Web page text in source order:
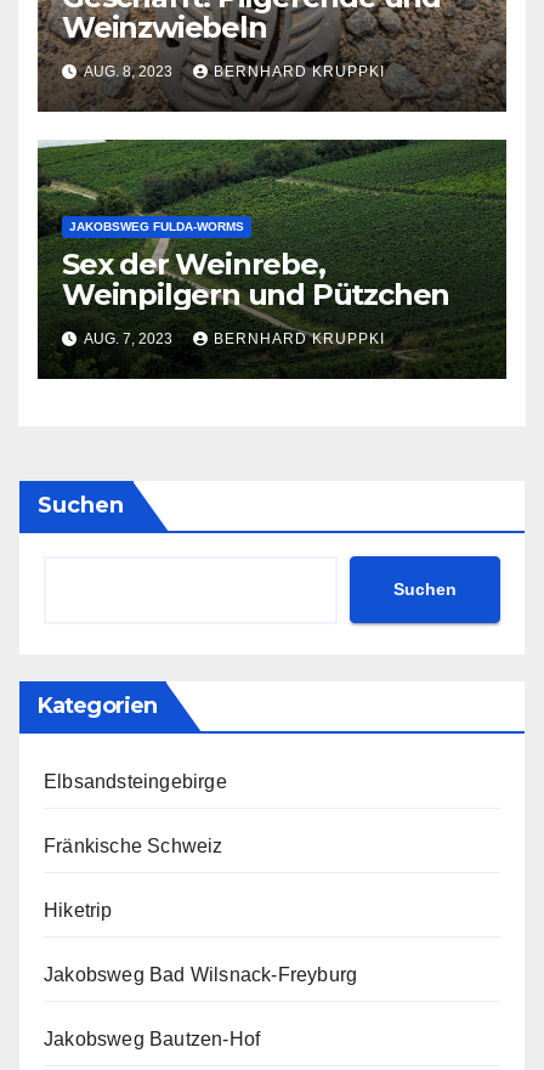
Weinzwiebeln
AUG. 8, 2023 BERNHARD KRUPPKI
JAKOBSWEG FULDA-WORMS
Sex der Weinrebe,
Weinpilgern und Pützchen
AUG. 7, 2023 BERNHARD KRUPPKI
Suchen
Suchen
Kategorien
Elbsandsteingebirge
Fränkische Schweiz
Hiketrip
Jakobsweg Bad Wilsnack-Freyburg
Jakobsweg Bautzen-Hof